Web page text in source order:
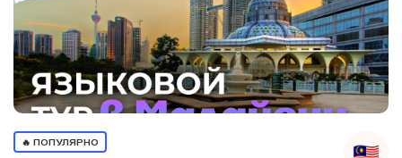
🔥 ПОПУЛЯРНО